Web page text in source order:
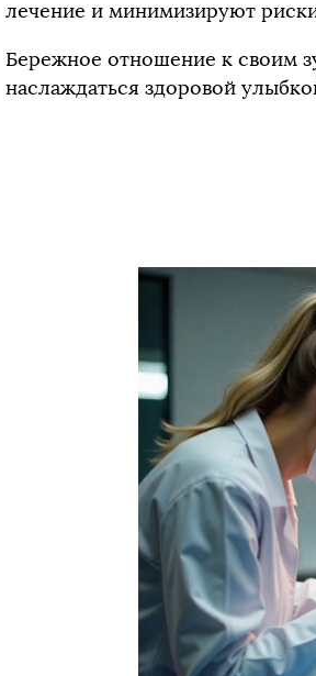
лечение и минимизируют
Бережное отношение к своим
наслаждаться здоровой